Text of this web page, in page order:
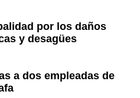
por los daños
y desagües
a dos empleadas de